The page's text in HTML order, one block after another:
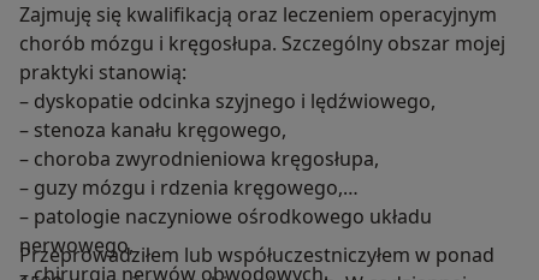
Zajmuję się kwalifikacją oraz leczeniem operacyjnym
chorób mózgu i kręgosłupa. Szczególny obszar mojej
praktyki stanowią:
– dyskopatie odcinka szyjnego i lędźwiowego,
– stenoza kanału kręgowego,
– choroba zwyrodnieniowa kręgosłupa,
– guzy mózgu i rdzenia kręgowego,
– patologie naczyniowe ośrodkowego układu
nerwowego,
– chirurgia nerwów obwodowych.
Przeprowadziłem lub współuczestniczyłem w ponad